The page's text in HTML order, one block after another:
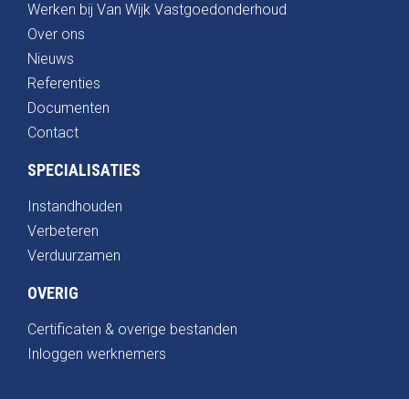
Werken bij Van Wijk Vastgoedonderhoud
Over ons
Nieuws
Referenties
Documenten
Contact
SPECIALISATIES
Instandhouden
Verbeteren
Verduurzamen
OVERIG
Certificaten & overige bestanden
Inloggen werknemers